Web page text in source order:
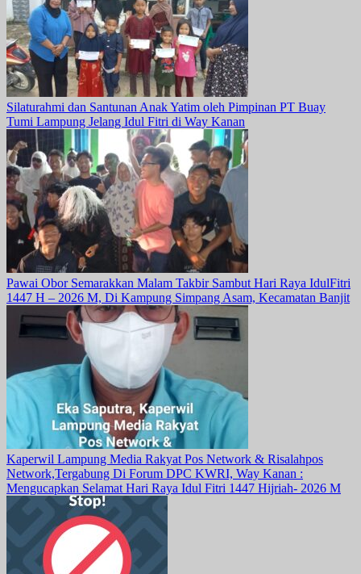
Silaturahmi dan Santunan Anak Yatim oleh Pimpinan PT Buay
Tumi Lampung Jelang Idul Fitri di Way Kanan
Pawai Obor Semarakkan Malam Takbir Sambut Hari Raya IdulFitri
1447 H – 2026 M, Di Kampung Simpang Asam, Kecamatan Banjit
Kaperwil Lampung Media Rakyat Pos Network & Risalahpos
Network,Tergabung Di Forum DPC KWRI, Way Kanan :
Mengucapkan Selamat Hari Raya Idul Fitri 1447 Hijriah- 2026 M